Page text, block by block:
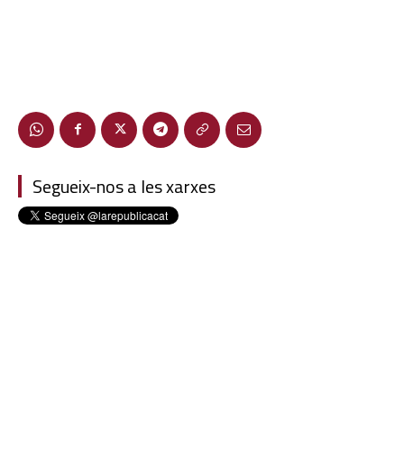
Segueix-nos a les xarxes